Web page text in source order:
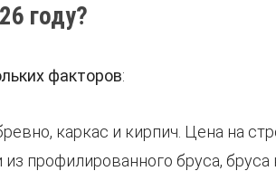
году?
факторов:
каркас и кирпич. Цена на
профилированного бруса,